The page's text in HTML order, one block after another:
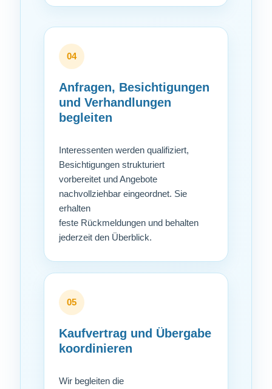
04
Anfragen, Besichtigungen
und Verhandlungen
begleiten
Interessenten werden qualifiziert,
Besichtigungen strukturiert
vorbereitet und Angebote
nachvollziehbar eingeordnet. Sie
erhalten
feste Rückmeldungen und behalten
jederzeit den Überblick.
05
Kaufvertrag und Übergabe
koordinieren
Wir begleiten die